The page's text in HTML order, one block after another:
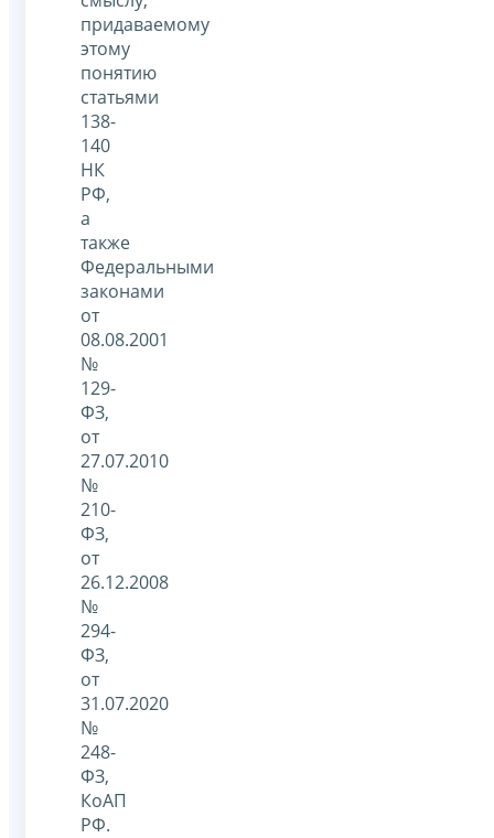
придаваемому
этому
понятию
статьями
138-
140
НК
РФ,
а
также
Федеральными
законами
от
08.08.2001
№
129-
ФЗ,
от
27.07.2010
№
210-
ФЗ,
от
26.12.2008
№
294-
ФЗ,
от
31.07.2020
№
248-
ФЗ,
КоАП
РФ.